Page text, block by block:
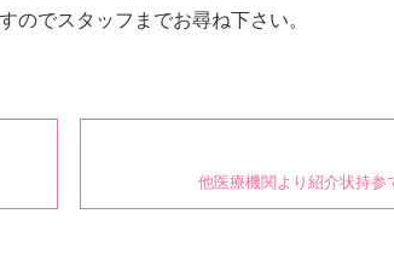
のでスタッフまでお尋ね下さい。
他医療機関より紹介状持参